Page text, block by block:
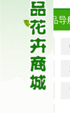
产品导
大型花卉
小型花卉
元宵花卉